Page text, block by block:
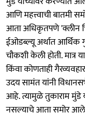
आणि महत्त्वाची बातमी
आता अधिकृतपणे 'क्लीन
ईओडब्ल्यू अर्थात आर्थिक
चौकशी केली होती. मात्र
किंवा कोणताही
उदय सामंत यांनी
आहे. त्यामुळे तुकाराम मुंडे
नसल्याचे आता समोर आले